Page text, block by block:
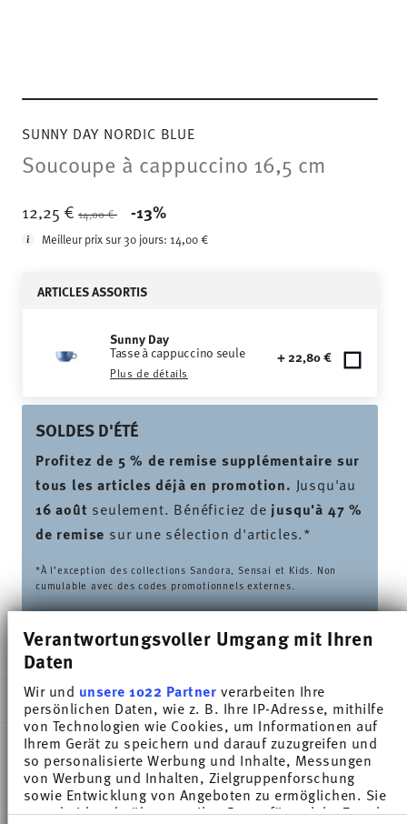
Verantwortungsvoller Umgang mit Ihren
Daten
Wir und unsere 1022 Partnerverarbeiten Ihre
persönlichen Daten, wie z. B. Ihre IP-Adresse, mithilfe
von Technologien wie Cookies, um Informationen auf
Ihrem Gerät zu speichern und darauf zuzugreifen und
so personalisierte Werbung und Inhalte, Messungen
von Werbung und Inhalten, Zielgruppenforschung
sowie Entwicklung von Angeboten zu ermöglichen. Sie
entscheiden darüber, wer Ihre Daten für welche Zwecke
SUNNY DAY NORDIC BLUE
Soucoupe à cappuccino 16,5 cm
12,25 € Price reduced from
14,00 € -13%
Meilleur prix sur 30 jours:14,00 €
ARTICLES ASSORTIS
Sunny Day
Tasse à cappuccino seule
Plus de détails
+ 22,80 €
SOLDES D'ÉTÉ
Profitez de 5 % de remise supplémentaire sur
tous les articles déjà en promotion. Jusqu'au
16 août seulement. Bénéficiez de jusqu'à 47 %
de remise sur une sélection d'articles.*
*À l’exception des collections Sandora, Sensai et Kids. Non
cumulable avec des codes promotionnels externes.
LIVRÉ EN 5-7 JOURS OUVRABLES
DESCRIPTION
Thomas Sunny Day Nordic Blue Tasse cappuccino -
Rond - Ø 16,5 cm - h 2,2 cm, Porcelaine